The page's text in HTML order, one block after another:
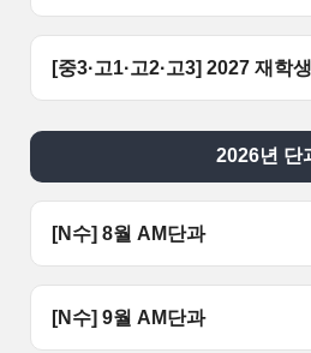
[중3·고1·고2·고3] 2027 재학
2026년 단
[N수] 8월 AM단과
[N수] 9월 AM단과